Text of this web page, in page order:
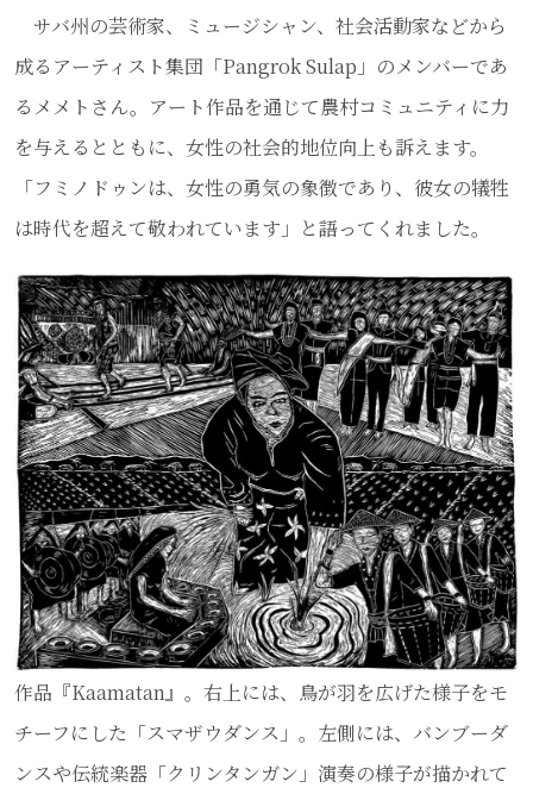
サバ州の芸術家、ミュージシャン、社会活動家などから
成るアーティスト集団「Pangrok Sulap」のメンバーであ
るメメトさん。アート作品を通じて農村コミュニティに力
を与えるとともに、女性の社会的地位向上も訴えます。
「フミノドゥンは、女性の勇気の象徴であり、彼女の犠牲
は時代を超えて敬われています」と語ってくれました。
作品『Kaamatan』。右上には、鳥が羽を広げた様子をモ
チーフにした「スマザウダンス」。左側には、バンブーダ
ンスや伝統楽器「クリンタンガン」演奏の様子が描かれて